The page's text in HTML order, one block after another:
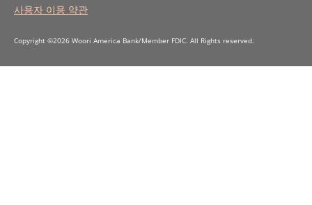
사용자 이용 약관
Copyright ©2026 Woori America Bank/Member FDIC. All Rights reserved.